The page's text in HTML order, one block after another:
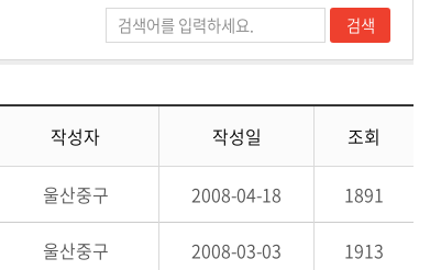
작성자 작성일 조회
울산중구 2008-04-18 1891
울산중구 2008-03-03 1913